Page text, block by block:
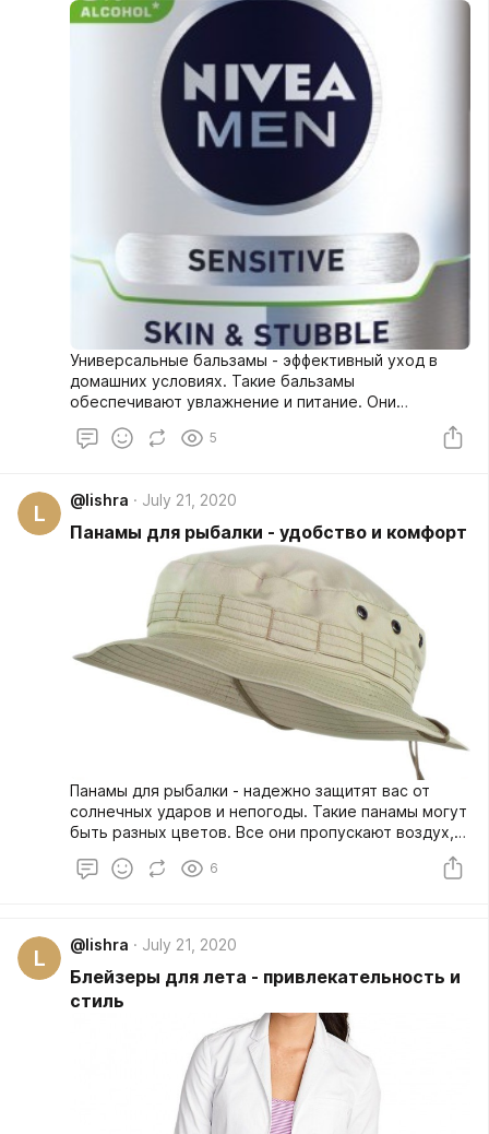
Универсальные бальзамы - эффективный уход в
домашних условиях. Такие бальзамы
обеспечивают увлажнение и питание. Они
можно использовать в любом возрасте.
5
L
@lishra July 21, 2020
Панамы для рыбалки - удобство и комфорт
Панамы для рыбалки - надежно защитят вас от
солнечных ударов и непогоды. Такие панамы могут
быть разных цветов. Все они пропускают воздух,
время. Такие панамы доступны по стоимости
6
L
@lishra July 21, 2020
Блейзеры для лета - привлекательность и
стиль